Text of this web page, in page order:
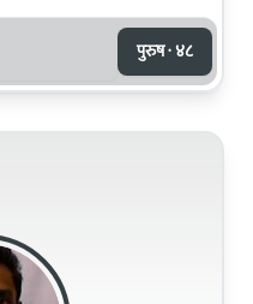
पुरुष · ४८